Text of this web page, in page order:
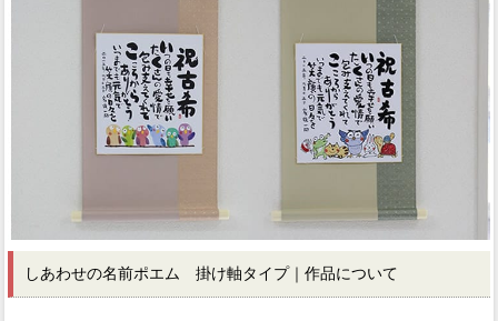
しあわせの名前ポエム 掛け軸タイプ｜作品について